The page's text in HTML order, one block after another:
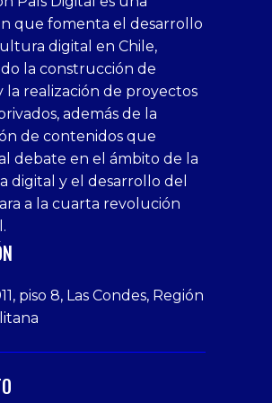
que fomenta el desarrollo
digital en Chile,
la construcción de
la realización de proyectos
además de la
de contenidos que
debate en el ámbito de la
digital y el desarrollo del
a la cuarta revolución
piso 8, Las Condes, Región